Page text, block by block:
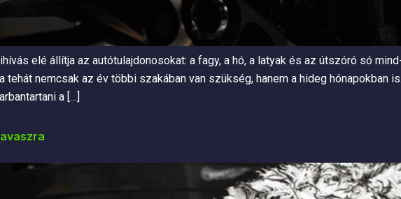
elé állítja az autótulajdonosokat: a fagy, a hó, a latyak és az útszóró só
tehát nemcsak az év többi szakában van szükség, hanem a hideg hónapokban
a […]